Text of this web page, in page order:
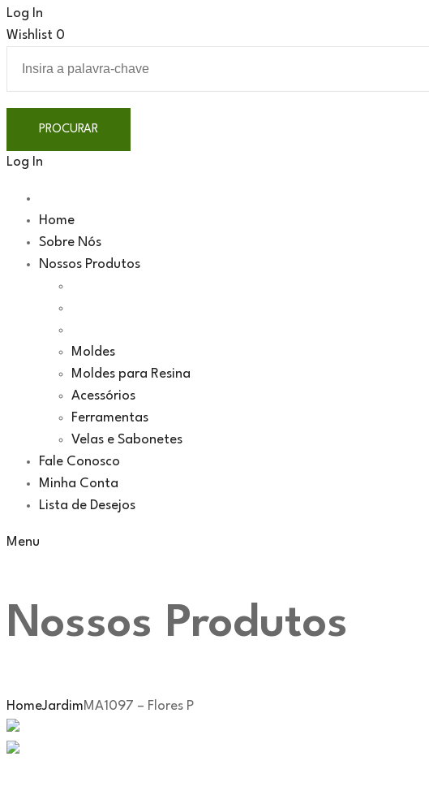
Log In
Wishlist 0
Log In
Home
Sobre Nós
Nossos Produtos
Moldes
Moldes para Resina
Acessórios
Ferramentas
Velas e Sabonetes
Fale Conosco
Minha Conta
Lista de Desejos
Menu
Nossos Produtos
HomeJardimMA1097 – Flores P